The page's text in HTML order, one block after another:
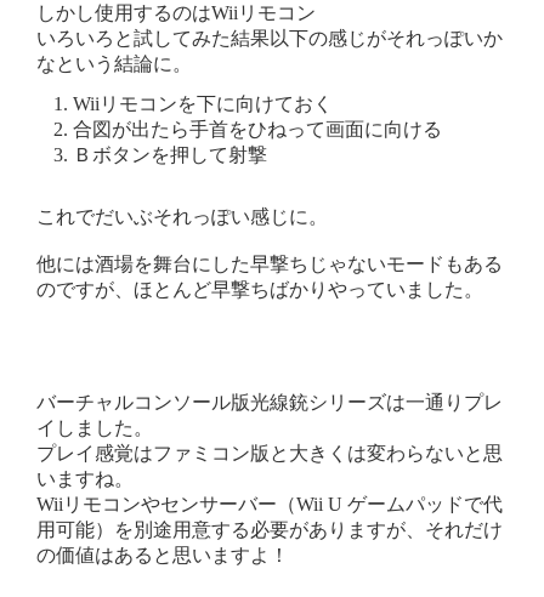
しかし使用するのはWiiリモコン
いろいろと試してみた結果以下の感じがそれっぽいか
なという結論に。
Wiiリモコンを下に向けておく
合図が出たら手首をひねって画面に向ける
Ｂボタンを押して射撃
これでだいぶそれっぽい感じに。
他には酒場を舞台にした早撃ちじゃないモードもある
のですが、ほとんど早撃ちばかりやっていました。
バーチャルコンソール版光線銃シリーズは一通りプレ
イしました。
プレイ感覚はファミコン版と大きくは変わらないと思
いますね。
Wiiリモコンやセンサーバー（Wii U ゲームパッドで代
用可能）を別途用意する必要がありますが、それだけ
の価値はあると思いますよ！